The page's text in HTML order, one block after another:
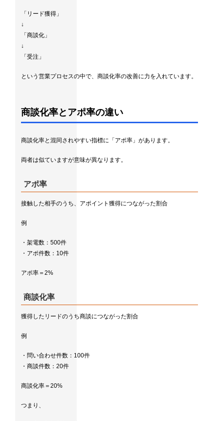
「リード獲得」
↓
「商談化」
↓
「受注」
という営業プロセスの中で、商談化率の改善に力を入れています。
商談化率とアポ率の違い
商談化率と混同されやすい指標に「アポ率」があります。
両者は似ていますが意味が異なります。
アポ率
接触した相手のうち、アポイント獲得につながった割合
例
・架電数：500件
・アポ件数：10件
アポ率＝2%
商談化率
獲得したリードのうち商談につながった割合
例
・問い合わせ件数：100件
・商談件数：20件
商談化率＝20%
つまり、